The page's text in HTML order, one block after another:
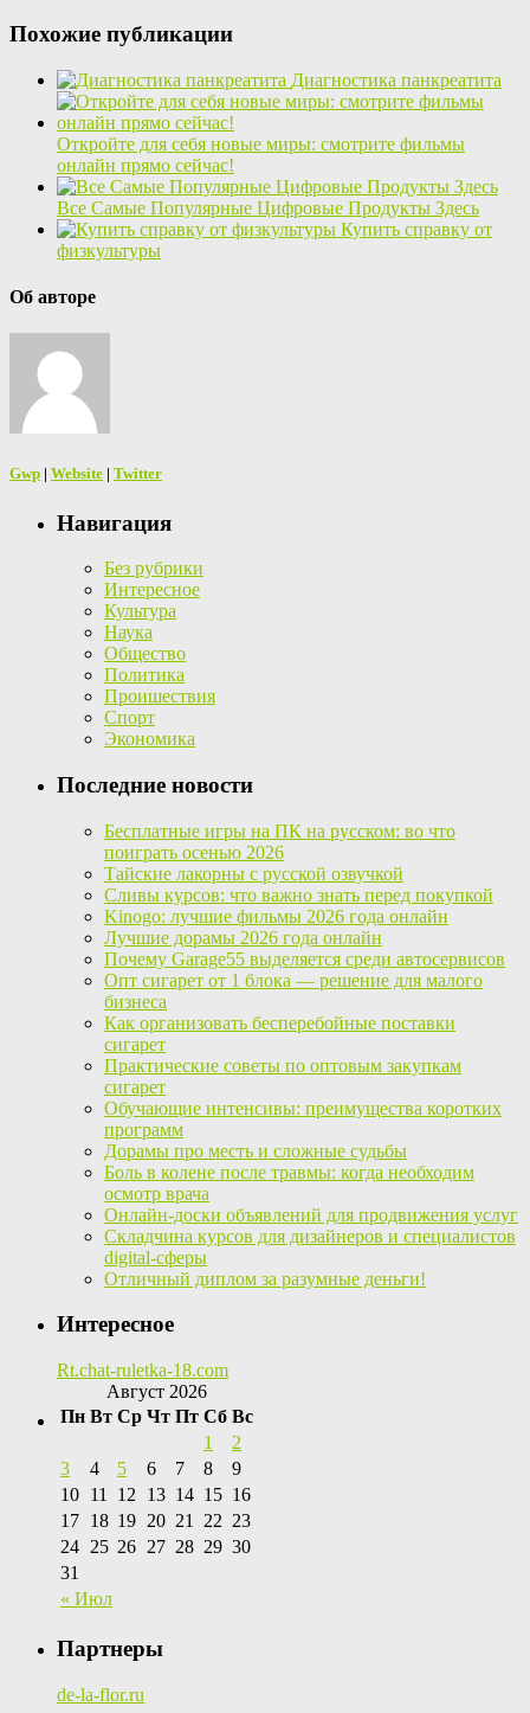
Похожие публикации
Диагностика панкреатита
Откройте для себя новые миры: смотрите фильмы
онлайн прямо сейчас!
Все Самые Популярные Цифровые Продукты Здесь
Купить справку от
физкультуры
Об авторе
Gwp | Website | Twitter
Навигация
Без рубрики
Интересное
Культура
Наука
Общество
Политика
Проишествия
Спорт
Экономика
Последние новости
Бесплатные игры на ПК на русском: во что
поиграть осенью 2026
Тайские лакорны с русской озвучкой
Сливы курсов: что важно знать перед покупкой
Kinogo: лучшие фильмы 2026 года онлайн
Лучшие дорамы 2026 года онлайн
Почему Garage55 выделяется среди автосервисов
Опт сигарет от 1 блока — решение для малого
бизнеса
Как организовать бесперебойные поставки
сигарет
Практические советы по оптовым закупкам
сигарет
Обучающие интенсивы: преимущества коротких
программ
Дорамы про месть и сложные судьбы
Боль в колене после травмы: когда необходим
осмотр врача
Онлайн-доски объявлений для продвижения услуг
Складчина курсов для дизайнеров и специалистов
digital-сферы
Отличный диплом за разумные деньги!
Интересное
Rt.chat-ruletka-18.com
Август 2026
Пн Вт Ср Чт Пт Сб Вс
« Июл
1
2
3
4 5 6 7 8
9
10 11 12 13 14 15 16
17 18 19 20 21 22 23
24 25 26 27 28 29 30
31
Партнеры
de-la-flor.ru